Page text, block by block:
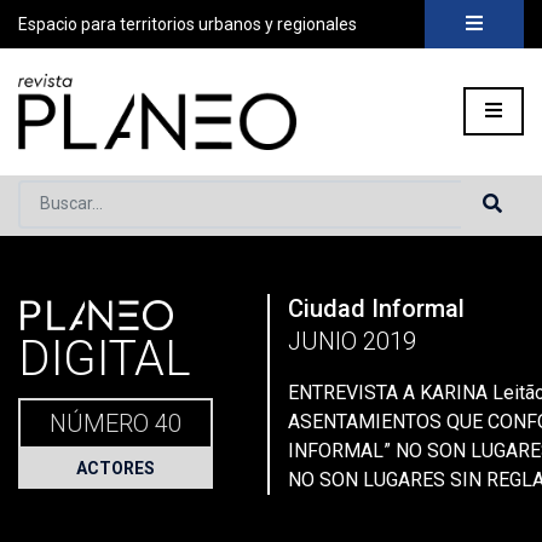
Espacio para territorios urbanos y regionales
Buscar...
Portada» Planeo Hoy Secciones»Actores»ENTREVISTA
PLANEO
DIGITAL
NÚMERO 40
ACTORES
Ciudad Informal
JUNIO 2019
ENTREVISTA A KARINA
ASENTAMIENTOS QUE
INFORMAL” NO SON
NO SON LUGARES SIN